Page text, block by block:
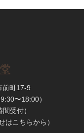
前町17-9
〜18:00）
間受付）
はこちらから）